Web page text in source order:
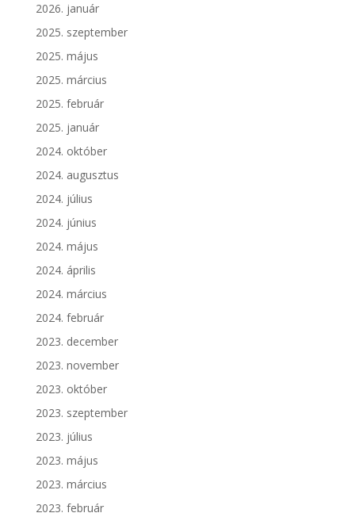
2026. január
2025. szeptember
2025. május
2025. március
2025. február
2025. január
2024. október
2024. augusztus
2024. július
2024. június
2024. május
2024. április
2024. március
2024. február
2023. december
2023. november
2023. október
2023. szeptember
2023. július
2023. május
2023. március
2023. február